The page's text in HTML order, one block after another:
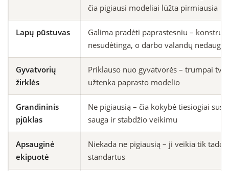
čia pigiausi modeliai lūžta pirmiausia
Lapų pūstuvas
Galima pradėti paprastesniu –
nesudėtinga, o darbo valandų nedaug
Gyvatvorių
žirklės
Priklauso nuo gyvatvorės – trumpai
užtenka paprasto modelio
Grandininis
pjūklas
Ne pigiausią – čia kokybė tiesiogiai
sauga ir stabdžio veikimu
Apsauginė
ekipuotė
Niekada ne pigiausią – ji veikia tik tada,
standartus